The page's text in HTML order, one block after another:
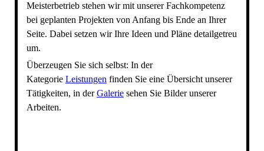
Meisterbetrieb stehen wir mit unserer Fachkompetenz
bei geplanten Projekten von Anfang bis Ende an Ihrer
Seite. Dabei setzen wir Ihre Ideen und Pläne detailgetreu
um.
Überzeugen Sie sich selbst: In der
Kategorie Leistungen finden Sie eine Übersicht unserer
Tätigkeiten, in derGaleriesehen Sie Bilder unserer
Arbeiten.